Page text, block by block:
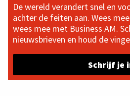
De wereld verandert snel en
achter de feiten aan. Wees
wees mee met Business AM.
nieuwsbrieven en houd de
Schrijf je